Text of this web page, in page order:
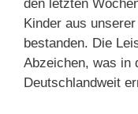
den letzten
Kinder aus
bestanden. Die
Abzeichen, was in
Deutschlandweit